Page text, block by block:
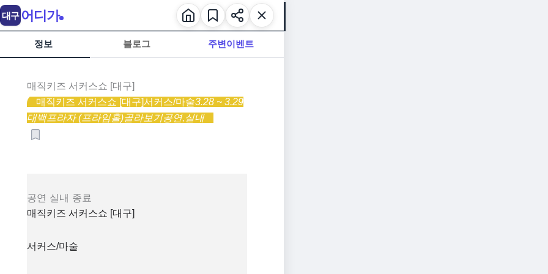
정보 블로그 주변이벤트
매직키즈 서커스쇼 [대구]
매직키즈 서커스쇼 [대구]서커스/마술3.28 ~ 3.29
대백프라자 (프라임홀)골라보기공연,실내
공연 실내 종료
매직키즈 서커스쇼 [대구]
서커스/마술
대구 어디가